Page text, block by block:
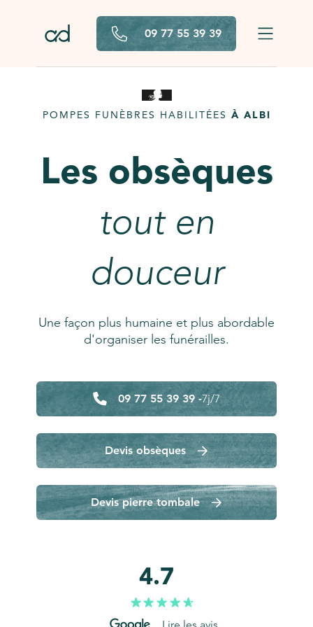
09 77 55 39 39
POMPES FUNÈBRES HABILITÉES À ALBI
Les obsèques
tout en
douceur
Une façon plus humaine et plus abordable
d'organiser les funérailles.
09 77 55 39 39 -7j/7
Devis obsèques
Devis pierre tombale
4.7